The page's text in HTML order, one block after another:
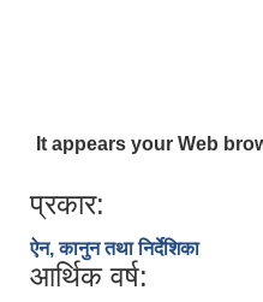
It appears your Web
प्रकार:
ऐन, कानुन तथा निर्देशिका
आर्थिक वर्ष: